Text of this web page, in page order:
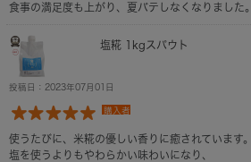
食事の満足度も上がり、夏バテしなくなりました。
塩糀 1kgスパウト
投稿日：2023年07月01日
購入者
使うたびに、米糀の優しい香りに癒されています。
塩を使うよりもやわらかい味わいになり、